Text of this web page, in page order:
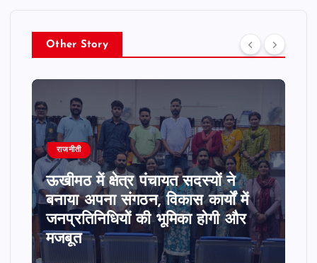
Other Story
राजनीती
ऊखीमठ में क्षेत्र पंचायत सदस्यों ने
बनाया अपना संगठन, विकास कार्यों में
जनप्रतिनिधियों की भूमिका होगी और
मजबूत